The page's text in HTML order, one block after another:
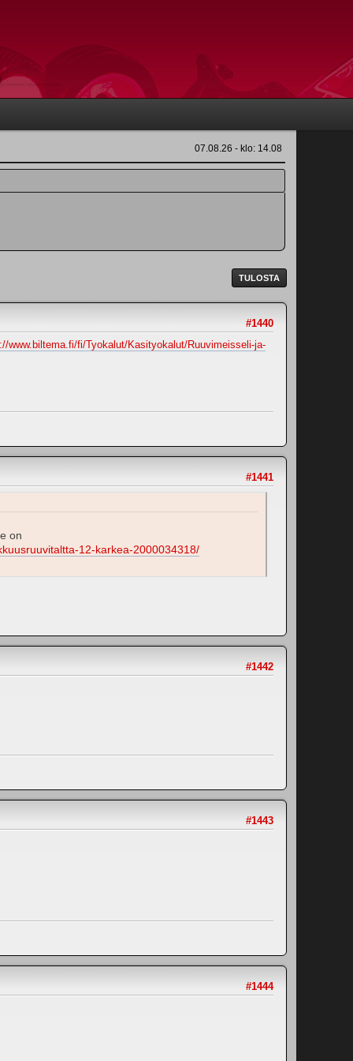
07.08.26 - klo: 14.08
TULOSTA
#1440
www.biltema.fi/fi/Tyokalut/Kasityokalut/Ruuvimeisseli-ja-
#1441
on
12-karkea-2000034318/
#1442
#1443
#1444